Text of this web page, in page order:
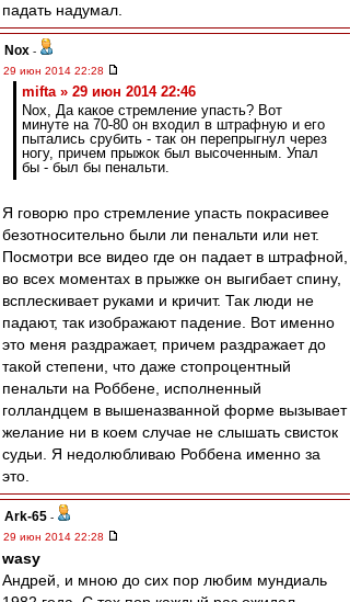
падать надумал.
Nox -
29 июн 2014 22:28
mifta » 29 июн 2014 22:46
Nox, Да какое стремление упасть? Вот
минуте на 70-80 он входил в штрафную и его
пытались срубить - так он перепрыгнул через
ногу, причем прыжок был высоченным. Упал
бы - был бы пенальти.
Я говорю про стремление упасть покрасивее
безотносительно были ли пенальти или нет.
Посмотри все видео где он падает в штрафной,
во всех моментах в прыжке он выгибает спину,
всплескивает руками и кричит. Так люди не
падают, так изображают падение. Вот именно
это меня раздражает, причем раздражает до
такой степени, что даже стопроцентный
пенальти на Роббене, исполненный
голландцем в вышеназванной форме вызывает
желание ни в коем случае не слышать свисток
судьи. Я недолюбливаю Роббена именно за
это.
Ark-65 -
29 июн 2014 22:28
wasy
Андрей, и мною до сих пор любим мундиаль